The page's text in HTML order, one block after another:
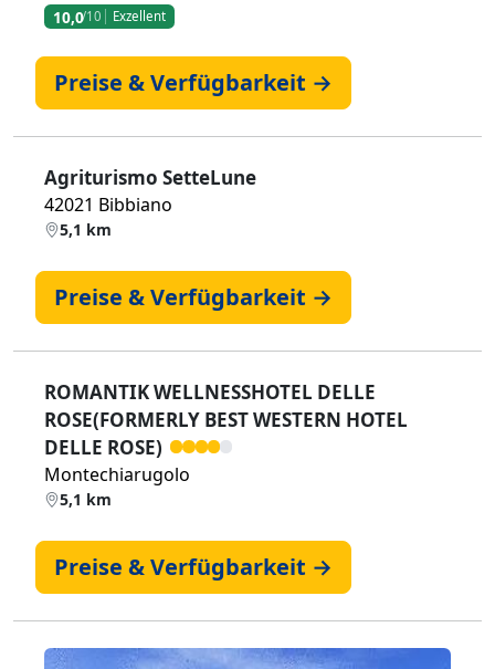
10,0/10 Exzellent
Preise & Verfügbarkeit →
Agriturismo SetteLune
42021 Bibbiano
5,1 km
Preise & Verfügbarkeit →
ROMANTIK WELLNESSHOTEL DELLE
ROSE(FORMERLY BEST WESTERN HOTEL
DELLE ROSE)
Montechiarugolo
5,1 km
Preise & Verfügbarkeit →